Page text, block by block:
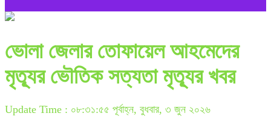
ভোলা জেলার তোফায়েল আহমেদের
মৃত্যূর ভৌতিক সত্যতা মৃত্যূর খবর
Update Time : ০৮:৩১:৫৫ পূর্বাহ্ন, বুধবার, ৩ জুন ২০২৬